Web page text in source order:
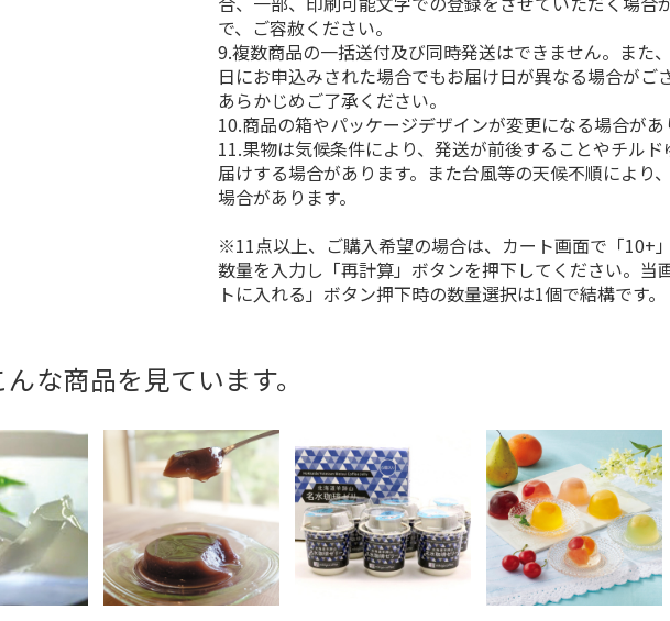
で、ご容赦ください。
9.複数商品の一括送付及び同時発送はできません。また
日にお申込みされた場合でもお届け日が異なる場合がご
あらかじめご了承ください。
10.商品の箱やパッケージデザインが変更になる場合があ
11.果物は気候条件により、発送が前後することやチル
届けする場合があります。また台風等の天候不順により
場合があります。
※11点以上、ご購入希望の場合は、カート画面で「10+
数量を入力し「再計算」ボタンを押下してください。当
トに入れる」ボタン押下時の数量選択は1個で結構です。
な商品を見ています。